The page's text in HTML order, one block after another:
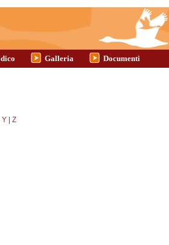
Galleria Documenti
Y | Z